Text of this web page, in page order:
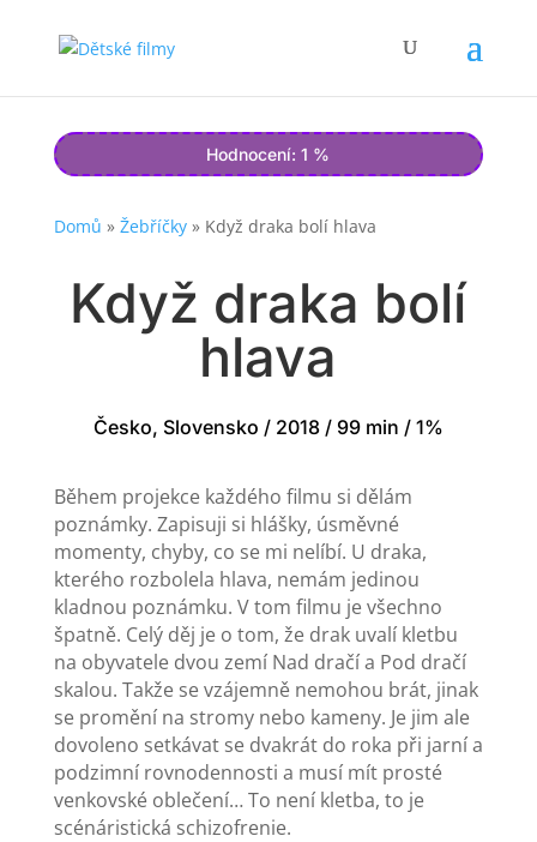
Hodnocení: 1 %
Domů » Žebříčky» Když draka bolí hlava
Když draka bolí
hlava
Česko, Slovensko / 2018 / 99 min / 1%
Během projekce každého filmu si dělám
poznámky. Zapisuji si hlášky, úsměvné
momenty, chyby, co se mi nelíbí. U draka,
kterého rozbolela hlava, nemám jedinou
kladnou poznámku. V tom filmu je všechno
špatně. Celý děj je o tom, že drak uvalí kletbu
na obyvatele dvou zemí Nad dračí a Pod dračí
skalou. Takže se vzájemně nemohou brát, jinak
se promění na stromy nebo kameny. Je jim ale
dovoleno setkávat se dvakrát do roka při jarní a
podzimní rovnodennosti a musí mít prosté
venkovské oblečení… To není kletba, to je
scénáristická schizofrenie.